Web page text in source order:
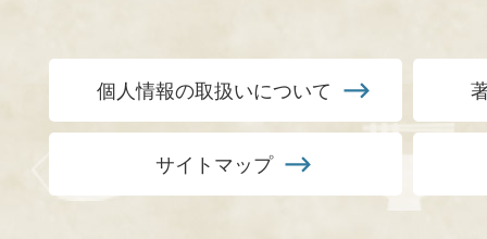
個人情報の取扱いについて
サイトマップ